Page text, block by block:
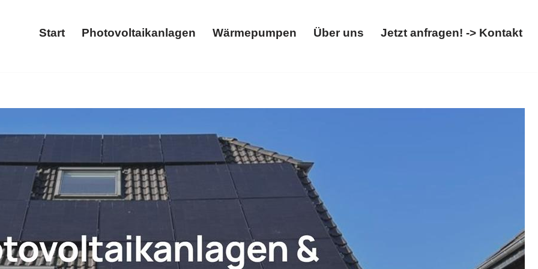
Start Photovoltaikanlagen Wärmepumpen Über uns Jetzt anfragen! -> Kontakt
auch ✓Wallbox in Ehlscheid.
Solarteam-Hacker, Ihr Energieberater. Wir machen den Unterschied ✉.